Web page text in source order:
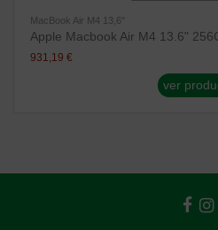
MacBook Air M4 13,6"
Apple Macbook Air M4 13.6"
931,19 €
ver